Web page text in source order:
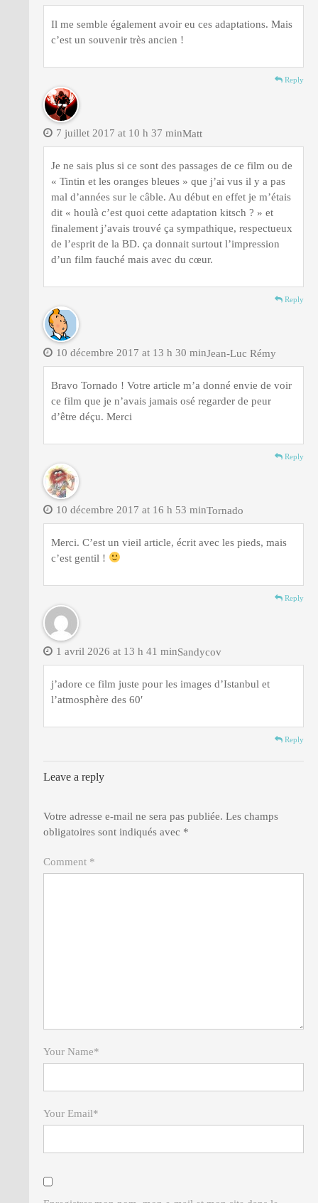
Il me semble également avoir eu ces adaptations. Mais
c’est un souvenir très ancien !
Reply
Matt
7 juillet 2017 at 10 h 37 min
Je ne sais plus si ce sont des passages de ce film ou de
« Tintin et les oranges bleues » que j’ai vus il y a pas
mal d’années sur le câble. Au début en effet je m’étais
dit « houlà c’est quoi cette adaptation kitsch ? » et
finalement j’avais trouvé ça sympathique, respectueux
de l’esprit de la BD. ça donnait surtout l’impression
d’un film fauché mais avec du cœur.
Reply
Jean-Luc Rémy
10 décembre 2017 at 13 h 30 min
Bravo Tornado ! Votre article m’a donné envie de voir
ce film que je n’avais jamais osé regarder de peur
d’être déçu. Merci
Reply
Tornado
10 décembre 2017 at 16 h 53 min
Merci. C’est un vieil article, écrit avec les pieds, mais
c’est gentil !
Reply
Sandycov
1 avril 2026 at 13 h 41 min
j’adore ce film juste pour les images d’Istanbul et
l’atmosphère des 60′
Reply
Leave a reply
Votre adresse e-mail ne sera pas publiée. Les champs
obligatoires sont indiqués avec *
Comment *
Your Name*
Your Email*